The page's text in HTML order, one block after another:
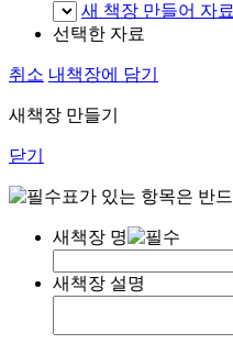
새 책장 만들어 자료
선택한 자료
취소 내책장에 담기
새책장 만들기
닫기
표가 있는 항목은 반
새책장 명
새책장 설명